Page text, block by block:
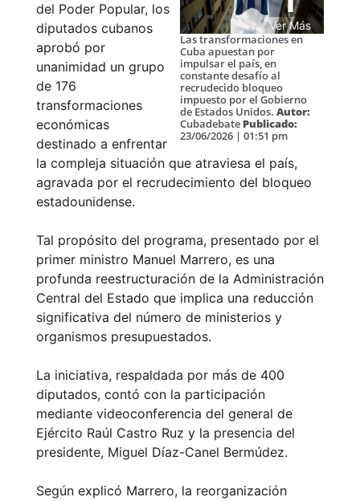
Ver Más
Las transformaciones en
Cuba apuestan por
impulsar el país, en
constante desafío al
recrudecido bloqueo
impuesto por el Gobierno
de Estados Unidos. Autor:
Cubadebate Publicado:
23/06/2026 | 01:51 pm
del Poder Popular, los
diputados cubanos
aprobó por
unanimidad un grupo
de 176
transformaciones
económicas
destinado a enfrentar
la compleja situación que atraviesa el país,
agravada por el recrudecimiento del bloqueo
estadounidense.
Tal propósito del programa, presentado por el
primer ministro Manuel Marrero, es una
profunda reestructuración de la Administración
Central del Estado que implica una reducción
significativa del número de ministerios y
organismos presupuestados.
La iniciativa, respaldada por más de 400
diputados, contó con la participación
mediante videoconferencia del general de
Ejército Raúl Castro Ruz y la presencia del
presidente, Miguel Díaz-Canel Bermúdez.
Según explicó Marrero, la reorganización